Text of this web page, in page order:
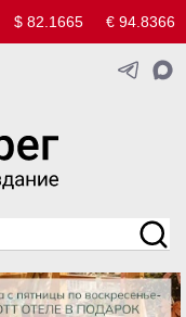
$ 82.1665 € 94.8366